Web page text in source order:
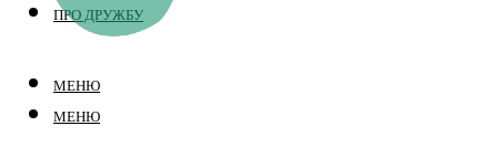
ПРО ДРУЖБУ
МЕНЮ
МЕНЮ